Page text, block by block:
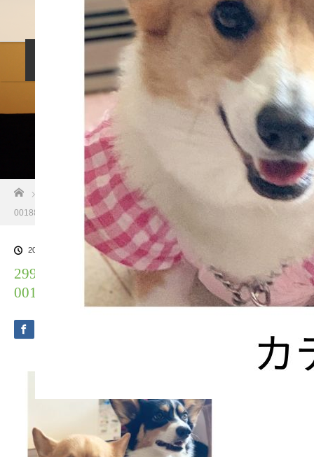
しつけ相談
預託トレーニング その他のご案内
ブログ一覧
299A59B8-5ED8-47BB-B3E3-
00188E1B4791
2021.04.24
299A59B8-5ED8-47BB-B3E3-
00188E1B4791